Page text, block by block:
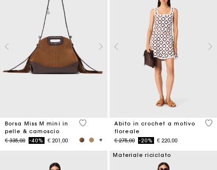
Borsa Miss M mini in
pelle & camoscio
Price reduced from
€ 335,00to-40% € 201,00
4 out of 5 Customer Rating
Abito in crochet a motivo
floreale
Price reduced from
€ 275,00to-20% € 220,00
5
Materiale riciclato